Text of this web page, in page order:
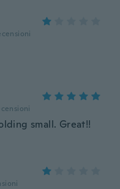
small. Great!!